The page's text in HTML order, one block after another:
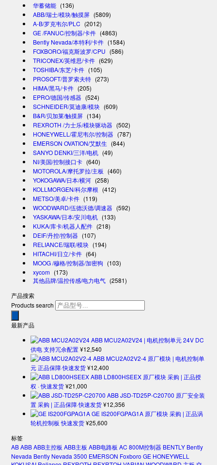
华蓄储能 (136)
ABB/瑞士/模块/触摸屏 (5809)
A-B/罗克韦尔/PLC (2012)
GE /FANUC/控制器/卡件 (4863)
Bently Nevada/本特利/卡件 (1584)
FOXBORO/福克斯波罗/CPU (586)
TRICONEX/英维思/卡件 (629)
TOSHIBA/东芝/卡件 (105)
PROSOFT/普罗索夫特 (273)
HIMA/黑马/卡件 (205)
EPRO/德国/传感器 (524)
SCHNEIDER/莫迪康/模块 (609)
B&R/贝加莱/触摸屏 (134)
REXROTH /力士乐/模块驱动器 (502)
HONEYWELL/霍尼韦尔/控制器 (787)
EMERSON OVATION/艾默生 (844)
SANYO DENKI/三洋/电机 (49)
NI/美国/控制接口卡 (640)
MOTOROLA/摩托罗拉/主板 (460)
YOKOGAWA/日本/横河 (258)
KOLLMORGEN/科尔摩根 (412)
METSO/美卓/卡件 (119)
WOODWARD/伍德沃德/调速器 (592)
YASKAWA/日本/安川电机 (133)
KUKA/库卡/机器人配件 (218)
DEIF/丹控/控制器 (107)
RELIANCE/瑞联/模块 (194)
HITACHI/日立/卡件 (64)
MOOG /穆格/控制器/加密狗 (103)
xycom (173)
其他品牌/温控传感/电力电气 (2581)
产品搜索
Products search
最新产品
ABB MCU2A02V24 | 电机控制单元 24V DC
供电 支持冗余配置¥12,540
ABB MCU2A02V2-4 原厂模块 | 电机控制单
元 正品保障·快速发货¥12,400
ABB LD800HSEEX 原厂模块 采购 | 正品授
权 · 快速发货¥21,000
ABB JSD-TD25P-C20700 原厂安全装
置 采购 | 正品保障·快速发货¥12,356
GE IS200FGPAG1A 原厂模块 采购 | 正品涡
轮机控制板 快速发货¥25,600
标签
ABABBABB主控板 ABB主板 ABB电路板 AC 800M控制器 BENTLY Bently
Nevada Bently Nevada 3500 EMERSON Foxboro GE HONEYWELL